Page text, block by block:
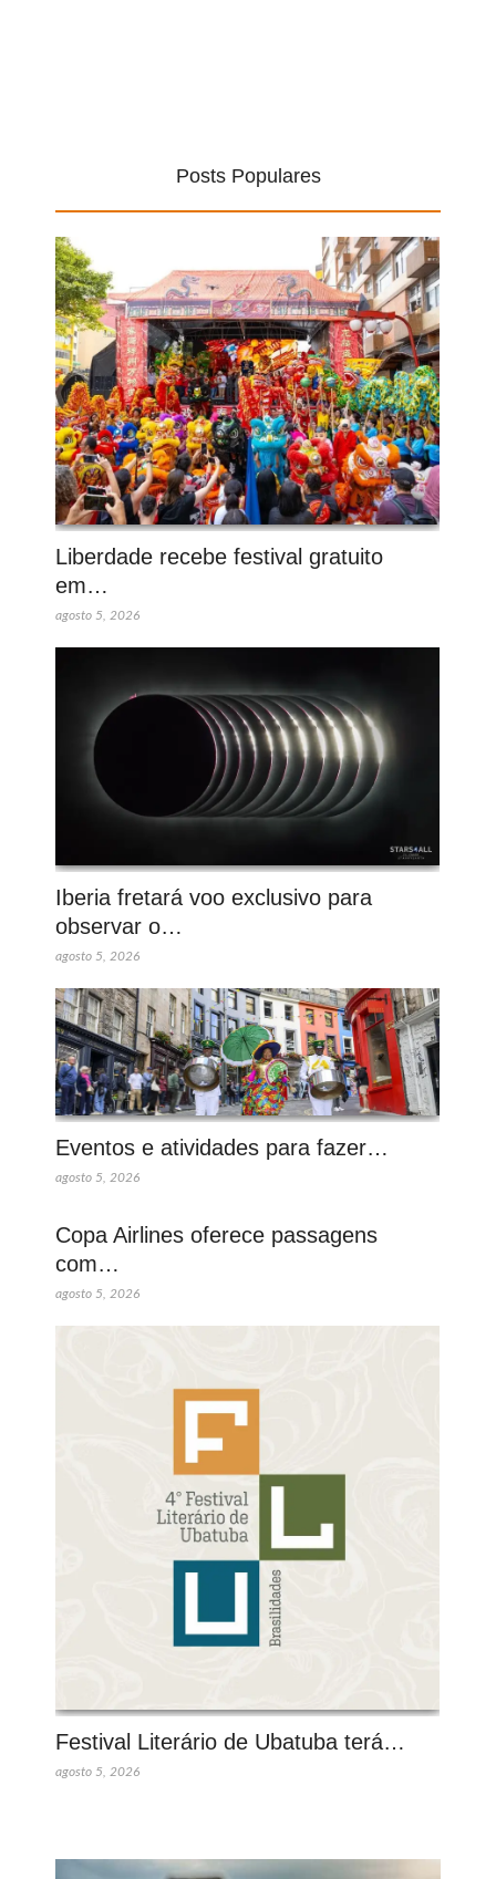
Posts Populares
Liberdade recebe festival gratuito
em…
agosto 5, 2026
Iberia fretará voo exclusivo para
observar o…
agosto 5, 2026
Eventos e atividades para fazer…
agosto 5, 2026
Copa Airlines oferece passagens
com…
agosto 5, 2026
Festival Literário de Ubatuba terá…
agosto 5, 2026